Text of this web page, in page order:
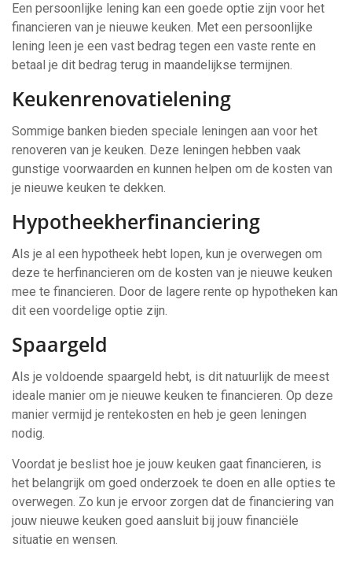
Een persoonlijke lening kan een goede optie zijn voor het
financieren van je nieuwe keuken. Met een persoonlijke
lening leen je een vast bedrag tegen een vaste rente en
betaal je dit bedrag terug in maandelijkse termijnen.
Keukenrenovatielening
Sommige banken bieden speciale leningen aan voor het
renoveren van je keuken. Deze leningen hebben vaak
gunstige voorwaarden en kunnen helpen om de kosten van
je nieuwe keuken te dekken.
Hypotheekherfinanciering
Als je al een hypotheek hebt lopen, kun je overwegen om
deze te herfinancieren om de kosten van je nieuwe keuken
mee te financieren. Door de lagere rente op hypotheken kan
dit een voordelige optie zijn.
Spaargeld
Als je voldoende spaargeld hebt, is dit natuurlijk de meest
ideale manier om je nieuwe keuken te financieren. Op deze
manier vermijd je rentekosten en heb je geen leningen
nodig.
Voordat je beslist hoe je jouw keuken gaat financieren, is
het belangrijk om goed onderzoek te doen en alle opties te
overwegen. Zo kun je ervoor zorgen dat de financiering van
jouw nieuwe keuken goed aansluit bij jouw financiële
situatie en wensen.